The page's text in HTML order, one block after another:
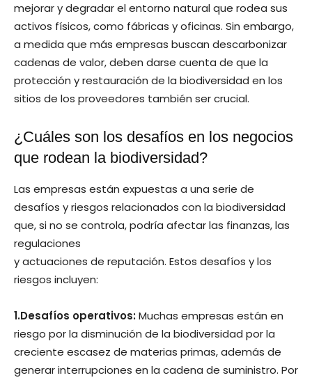
mejorar y degradar el entorno natural que rodea sus
activos físicos, como fábricas y oficinas. Sin embargo,
a medida que más empresas buscan descarbonizar
cadenas de valor, deben darse cuenta de que la
protección y restauración de la biodiversidad en los
sitios de los proveedores también ser crucial.
¿Cuáles son los desafíos en los negocios
que rodean la biodiversidad?
Las empresas están expuestas a una serie de
desafíos y riesgos relacionados con la biodiversidad
que, si no se controla, podría afectar las finanzas, las
regulaciones
y actuaciones de reputación. Estos desafíos y los
riesgos incluyen:
1.Desafíos operativos:Muchas empresas están en
riesgo por la disminución de la biodiversidad por la
creciente escasez de materias primas, además de
generar interrupciones en la cadena de suministro. Por